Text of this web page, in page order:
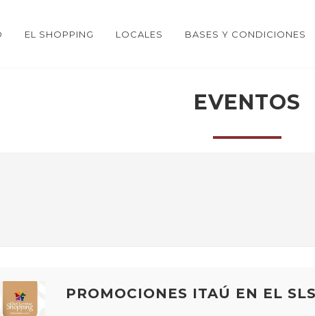
EL SHOPPING LOCALES BASES Y CONDICIONES
EVENTOS
PROMOCIONES ITAÚ EN EL